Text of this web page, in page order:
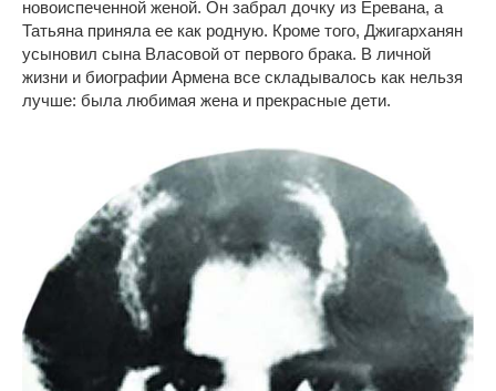
новоиспеченной женой. Он забрал дочку из Еревана, а
Татьяна приняла ее как родную. Кроме того, Джигарханян
усыновил сына Власовой от первого брака. В личной
жизни и биографии Армена все складывалось как нельзя
лучше: была любимая жена и прекрасные дети.